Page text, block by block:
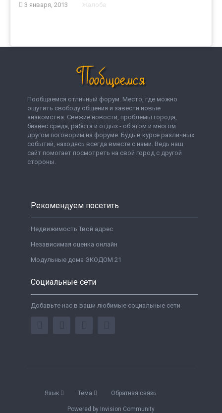
3 января, 2013 Жалоба
Пообщаемся отличный форум. Место, где можно
ощутить свободу общения и завести новые
знакомства. Свежие новости, проблемы города,
бизнес среда, работа и отдых - об этом и многом
другом поговорим на форуме. Будь в курсе различных
событий, находясь всегда вместе с нами. Ведь наш
сайт помогает посмотреть на свой город с другой
стороны.
Рекомендуем посетить
Недвижимость Твой адрес
Независимая оценка онлайн
Модульные дома ЭКОДОМ 21
Социальные сети
Добавьте нас в ваши любимые социальные сети
Язык Тема Обратная связь
Powered by Invision Community